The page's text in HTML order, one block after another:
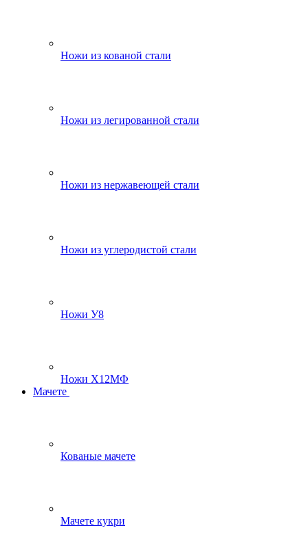
Ножи из кованой стали
Ножи из легированной стали
Ножи из нержавеющей стали
Ножи из углеродистой стали
Ножи У8
Ножи Х12МФ
Мачете
Кованые мачете
Мачете кукри